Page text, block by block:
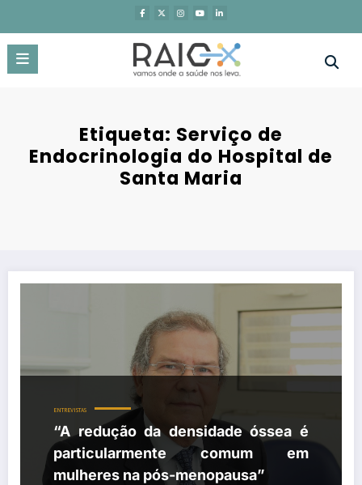
o
conteúdo
Etiqueta: Serviço de
Endocrinologia do Hospital de
Santa Maria
“A redução da densidade óssea é particularmente comum em
ENTREVISTAS
“A redução da densidade óssea é
particularmente comum em
mulheres na pós-menopausa”